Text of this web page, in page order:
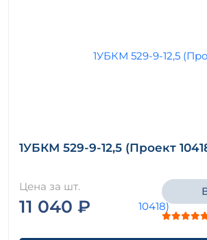
1УБКМ 529-9-12,5 (Проект
Цена за шт.
11 040 ₽